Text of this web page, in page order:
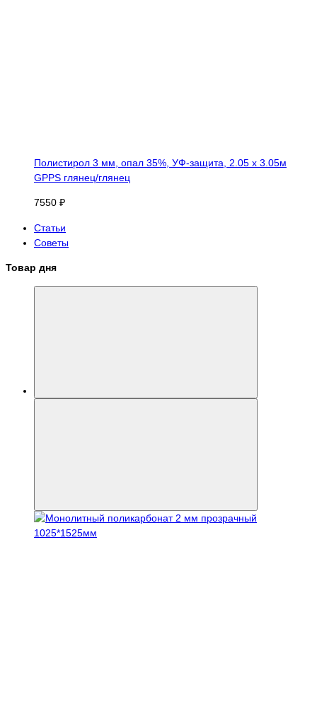
Полистирол 3 мм, опал 35%, УФ-защита, 2.05 х 3.05м
GPPS глянец/глянец
7550 ₽
Статьи
Советы
Товар дня